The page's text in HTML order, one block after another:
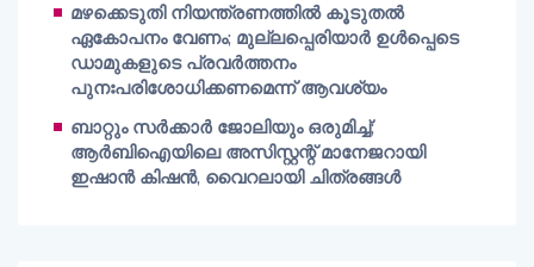
മഴക്കെടുതി നിയന്ത്രണത്തിൽ കൂടുതൽ
ഏകോപനം വേണം; മുല്ലപ്പെരിയാർ ഉൾപ്പെടെ
ഡാമുകളുടെ പ്രവർത്തനം
പുനഃപരിശോധിക്കണമെന്ന് ആവശ്യം
ബാറ്റും സർക്കാർ ജോലിയും ഒരുമിച്ച്;
ആർബിഐയിലെ അസിസ്റ്റന്റ് മാനേജറായി
ഇഷാൻ കിഷൻ, വൈറലായി ചിത്രങ്ങൾ